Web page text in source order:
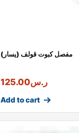
مفصل كبوت قولف (يسار)
ر.س125.00
Add to cart